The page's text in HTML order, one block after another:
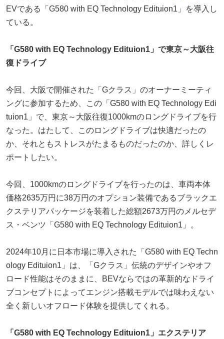
EVである「G580 with EQ Technology Edituion1」を導入し
ている。
「G580 with EQ Technology Edituion1」で東京～大阪往
復ドライブ
今回、大阪で開催された「Gクラス」のオーナーミーティ
ングに参加するため、この「G580 with EQ Technology Edi
tuion1」で、東京～大阪往復1000kmのロングドライブを行
なった。はたして、このロングドライブは快適だったの
か、それともストレスがたまるものだったのか、詳しくレ
ポートしたい。
今回、1000kmのロングドライブを行ったのは、車両本体
価格2635万円に38万円のオプション装備であるブラックエ
クステリアパッケージを装着した総額2673万円のメルセデ
ス・ベンツ「G580 with EQ Technology Edituion1」。
2024年10月に日本市場に導入された「G580 with EQ Techn
ology Edituion1」は、「Gクラス」伝統のデザインやオフ
ロード性能はそのままに、BEVならではの革新的なドライ
ブコンセプトによってエンジン搭載モデルでは味わえない
全く新しいオフロード体験を提供してくれる。
「G580 with EQ Technology Edituion1」エクステリア